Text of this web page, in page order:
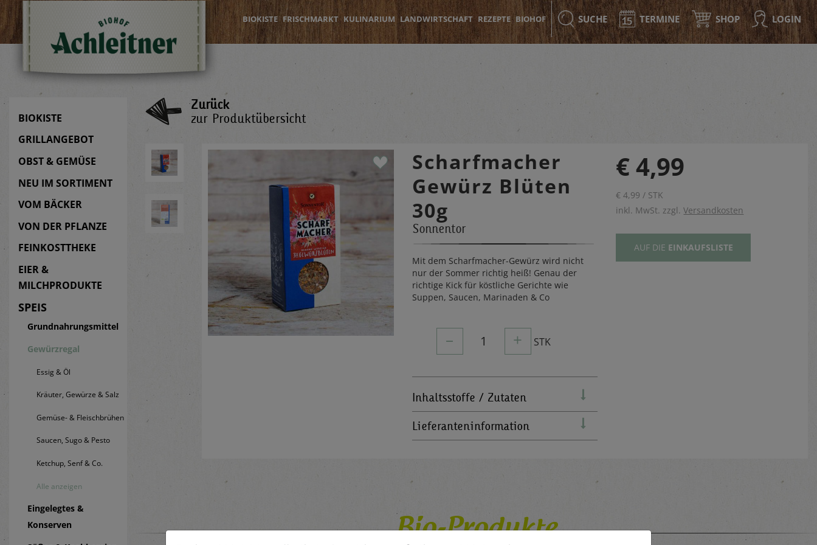
BIOKISTE FRISCHMARKT KULINARIUM LANDWIRTSCHAFT REZEPTE BIOHOF SUCHE TERMINE SHOP LOGIN
BIOKISTE
GRILLANGEBOT
OBST & GEMÜSE
NEU IM SORTIMENT
VOM BÄCKER
VON DER PFLANZE
FEINKOSTTHEKE
EIER &
MILCHPRODUKTE
SPEIS
Grundnahrungsmittel
Gewürzregal
Essig & Öl
Kräuter, Gewürze & Salz
Gemüse- & Fleischbrühen
Saucen, Sugo & Pesto
Ketchup, Senf & Co.
Alle anzeigen
Eingelegtes &
Konserven
Zurück
zur Produktübersicht
Scharfmacher
Gewürz Blüten
30g
Sonnentor
Mit dem Scharfmacher-Gewürz wird nicht
nur der Sommer richtig heiß! Genau der
richtige Kick für köstliche Gerichte wie
Suppen, Saucen, Marinaden & Co
– 1 + STK
Inhaltsstoffe / Zutaten
Lieferanteninformation
€ 4,99
€ 4,99 / STK
inkl. MwSt. zzgl.Versandkosten
AUF DIE EINKAUFSLISTE
Bio-Produkte